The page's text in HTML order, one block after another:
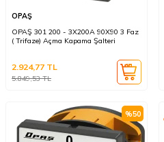
OPAŞ
OPAŞ 301 200 - 3X200A 90X90 3 Faz
( Trifaze) Açma Kapama Şalteri
5.849,53TL
2.924,77 TL
%50